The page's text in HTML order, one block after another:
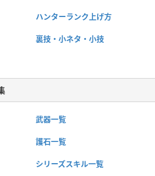
ハンターランク上げ方
裏技・小ネタ・小技
武器一覧
護石一覧
シリーズスキル一覧